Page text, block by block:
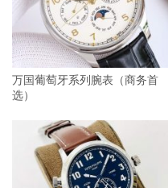
万国葡萄牙系列腕表（商务首
选）